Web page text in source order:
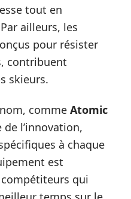
tout en
ailleurs, les
pour résister
contribuent
skieurs.
comme Atomic
l’innovation,
à chaque
est
qui